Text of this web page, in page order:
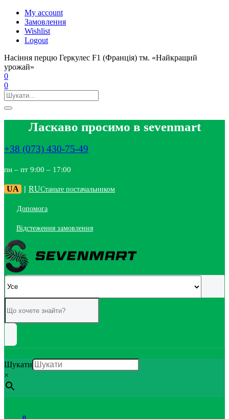
My account
Замовлення
Wishlist
Logout
Насіння перцю Геркулес F1 (Франція) тм. «Найкращий
урожай»
0
0
Ласкаво просимо в sevenmart
+38 (073) 430-75-49
пн – пт 9:00 – 17:00
UA | RUСтаньте постачальником
Допомога
Відстеження замовлення
Шукати
×